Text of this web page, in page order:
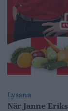
Lyssna
När Janne